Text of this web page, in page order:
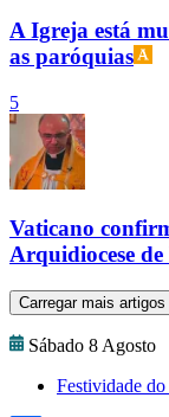
A Igreja está
as paróquias
5
Vaticano
Arquidiocese
Carregar mais artigos
Sábado 8 Agosto
Festividade do